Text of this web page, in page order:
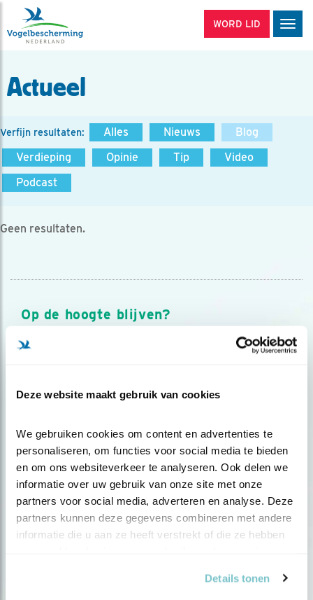
Deze website maakt gebruik van cookies
We gebruiken cookies om content en advertenties te
personaliseren, om functies voor social media te bieden
en om ons websiteverkeer te analyseren. Ook delen we
informatie over uw gebruik van onze site met onze
partners voor social media, adverteren en analyse. Deze
partners kunnen deze gegevens combineren met andere
informatie die u aan ze heeft verstrekt of die ze hebben
Details tonen
WORD LID
Actueel
Verfijn resultaten: Alles Nieuws
Blog
Verdieping
Opinie Tip
Video
Podcast
Geen resultaten.
Op de hoogte blijven?
Meld je aan en ontvang nieuws, inspiratie, acties en tips
over vogels en activiteiten van Vogelbescherming.